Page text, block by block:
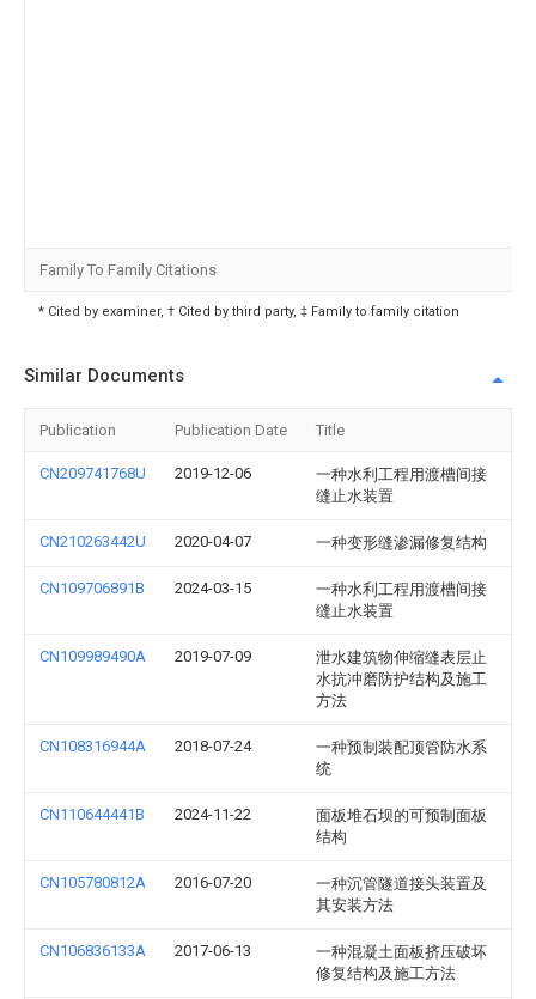
Family To Family Citations
* Cited by examiner, † Cited by third party, ‡ Family to family citation
Similar Documents
Publication Publication Date Title
CN209741768U 2019-12-06
一种水利工程用渡槽间接
缝止水装置
CN210263442U 2020-04-07 一种变形缝渗漏修复结构
CN109706891B 2024-03-15
一种水利工程用渡槽间接
缝止水装置
CN109989490A 2019-07-09
泄水建筑物伸缩缝表层止
水抗冲磨防护结构及施工
方法
CN108316944A 2018-07-24
一种预制装配顶管防水系
统
CN110644441B 2024-11-22
面板堆石坝的可预制面板
结构
CN105780812A 2016-07-20
一种沉管隧道接头装置及
其安装方法
CN106836133A 2017-06-13
一种混凝土面板挤压破坏
修复结构及施工方法